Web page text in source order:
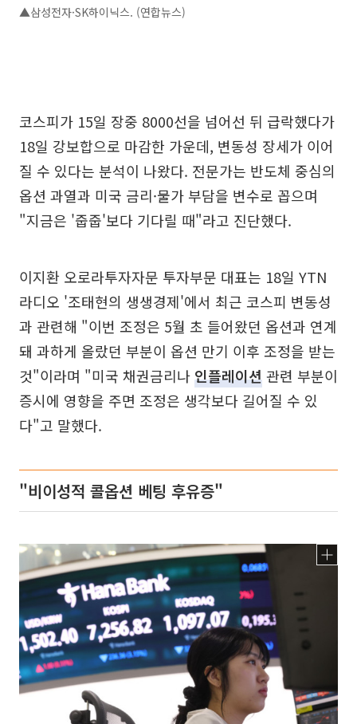
▲삼성전자·SK하이닉스. (연합뉴스)
코스피가 15일 장중 8000선을 넘어선 뒤 급락했다가
18일 강보합으로 마감한 가운데, 변동성 장세가 이어
질 수 있다는 분석이 나왔다. 전문가는 반도체 중심의
옵션 과열과 미국 금리·물가 부담을 변수로 꼽으며
"지금은 '줍줍'보다 기다릴 때"라고 진단했다.
이지환 오로라투자자문 투자부문 대표는 18일 YTN
라디오 '조태현의 생생경제'에서 최근 코스피 변동성
과 관련해 "이번 조정은 5월 초 들어왔던 옵션과 연계
돼 과하게 올랐던 부분이 옵션 만기 이후 조정을 받는
것"이라며 "미국 채권금리나인플레이션관련 부분이
증시에 영향을 주면 조정은 생각보다 길어질 수 있
다"고 말했다.
"비이성적 콜옵션 베팅 후유증"